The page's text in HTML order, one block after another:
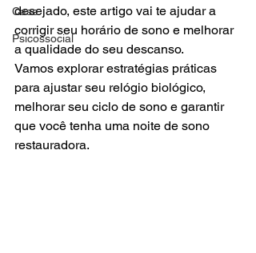
Case
Psicossocial
desejado, este artigo vai te ajudar a
corrigir seu horário de sono e melhorar
a qualidade do seu descanso.
Vamos explorar estratégias práticas
para ajustar seu relógio biológico,
melhorar seu ciclo de sono e garantir
que você tenha uma noite de sono
restauradora.